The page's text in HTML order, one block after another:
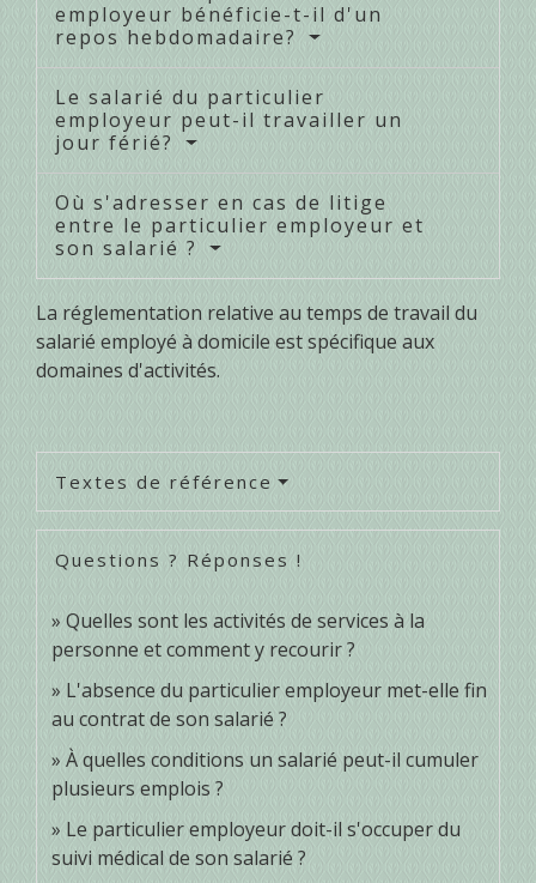
employeur bénéficie-t-il d'un
repos hebdomadaire?
Le salarié du particulier
employeur peut-il travailler un
jour férié?
Où s'adresser en cas de litige
entre le particulier employeur et
son salarié ?
La réglementation relative au temps de travail du
salarié employé à domicile est spécifique aux
domaines d'activités.
Textes de référence
Questions ? Réponses !
Quelles sont les activités de services à la
personne et comment y recourir ?
L'absence du particulier employeur met-elle fin
au contrat de son salarié ?
À quelles conditions un salarié peut-il cumuler
plusieurs emplois ?
Le particulier employeur doit-il s'occuper du
suivi médical de son salarié ?